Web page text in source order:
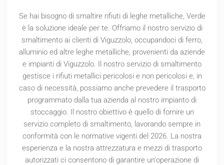
Se hai bisogno di smaltire rifiuti di leghe metalliche, Verde
è la soluzione ideale per te. Offriamo il nostro servizio di
smaltimento ai clienti di Viguzzolo, occupandoci di ferro,
alluminio ed altre leghe metalliche, provenienti da aziende
e impianti di Viguzzolo. Il nostro servizio di smaltimento
gestisce i rifiuti metallici pericolosi e non pericolosi e, in
caso di necessità, possiamo anche prevedere il trasporto
programmato dalla tua azienda al nostro impianto di
stoccaggio. Il nostro obiettivo è quello di fornire un
servizio completo di smaltimento, lavorando sempre in
conformità con le normative vigenti del 2026. La nostra
esperienza e la nostra attrezzatura e mezzi di trasporto
autorizzati ci consentono di garantire un'operazione di